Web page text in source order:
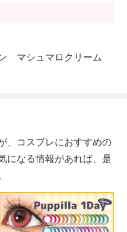
マシュマロクリーム
、コスプレにおすすめの
になる情報があれば、是